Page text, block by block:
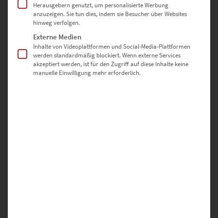
Herausgebern genutzt, um personalisierte Werbung
anzuzeigen. Sie tun dies, indem sie Besucher über Websites
hinweg verfolgen.
Externe Medien
Inhalte von Videoplattformen und Social-Media-Plattformen
werden standardmäßig blockiert. Wenn externe Services
akzeptiert werden, ist für den Zugriff auf diese Inhalte keine
manuelle Einwilligung mehr erforderlich.